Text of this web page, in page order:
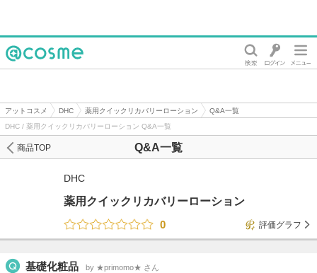
アットコスメ DHC 薬用クイックリカバリーローション
Q&A一覧
DHC / 薬用クイックリカバリーローション Q&A一覧
Q&A一覧
商品TOP
DHC
薬用クイックリカバリーローション
0
評価グラフ
基礎化粧品 by ★primomo★ さん